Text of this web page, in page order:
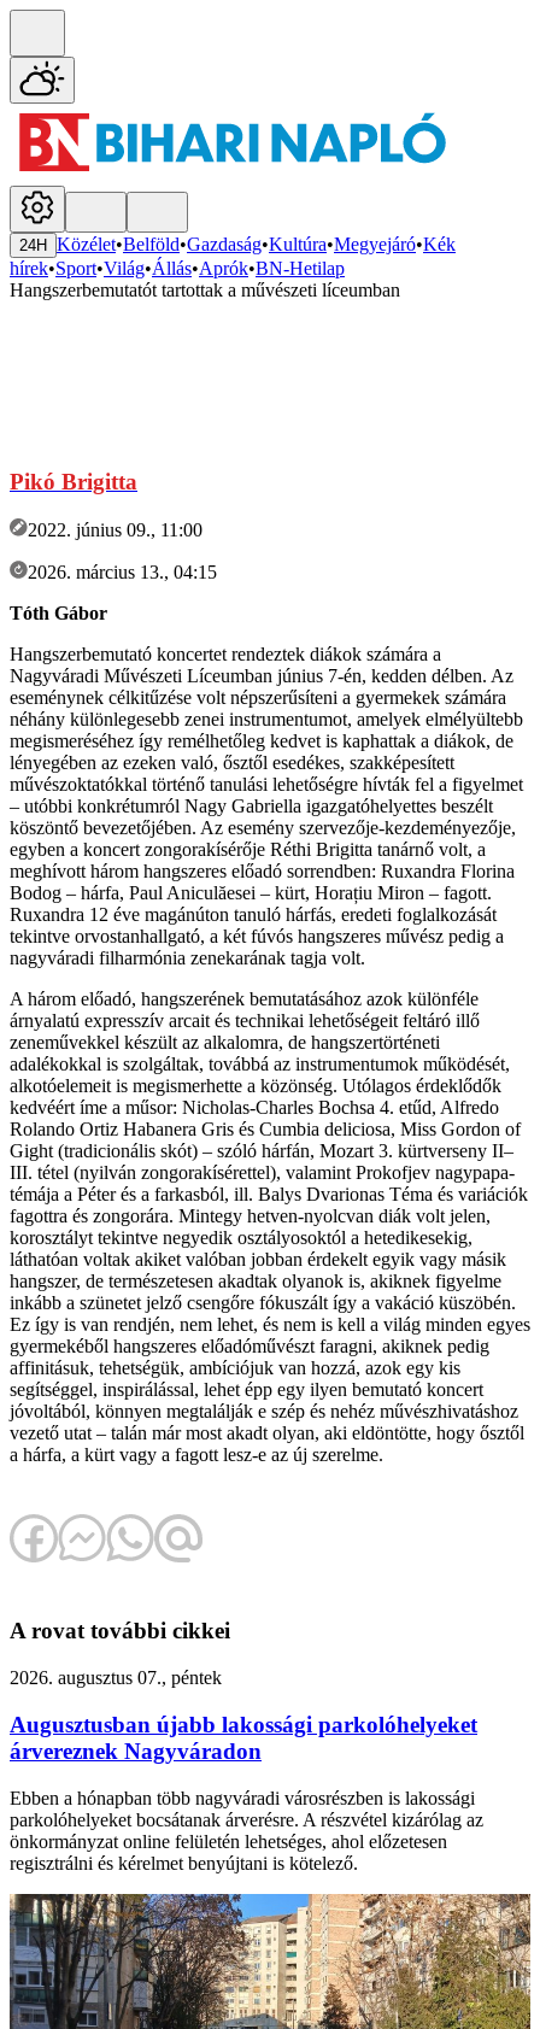
24H Közélet•Belföld•Gazdaság•Kultúra•Megyejáró•Kék
hírek•Sport•Világ•Állás•Aprók•BN-Hetilap
Hangszerbemutatót tartottak a művészeti líceumban
Pikó Brigitta
2022. június 09., 11:00
2026. március 13., 04:15
Tóth Gábor
Hangszerbemutató koncertet rendeztek diákok számára a
Nagyváradi Művészeti Líceumban június 7-én, kedden délben. Az
eseménynek célkitűzése volt népszerűsíteni a gyermekek számára
néhány különlegesebb zenei instrumentumot, amelyek elmélyültebb
megismeréséhez így remélhetőleg kedvet is kaphattak a diákok, de
lényegében az ezeken való, ősztől esedékes, szakképesített
művészoktatókkal történő tanulási lehetőségre hívták fel a figyelmet
– utóbbi konkrétumról Nagy Gabriella igazgatóhelyettes beszélt
köszöntő bevezetőjében. Az esemény szervezője-kezdeményezője,
egyben a koncert zongorakísérője Réthi Brigitta tanárnő volt, a
meghívott három hangszeres előadó sorrendben: Ruxandra Florina
Bodog – hárfa, Paul Aniculăesei – kürt, Horațiu Miron – fagott.
Ruxandra 12 éve magánúton tanuló hárfás, eredeti foglalkozását
tekintve orvostanhallgató, a két fúvós hangszeres művész pedig a
nagyváradi filharmónia zenekarának tagja volt.
A három előadó, hangszerének bemutatásához azok különféle
árnyalatú expresszív arcait és technikai lehetőségeit feltáró illő
zeneművekkel készült az alkalomra, de hangszertörténeti
adalékokkal is szolgáltak, továbbá az instrumentumok működését,
alkotóelemeit is megismerhette a közönség. Utólagos érdeklődők
kedvéért íme a műsor: Nicholas-Charles Bochsa 4. etűd, Alfredo
Rolando Ortiz Habanera Gris és Cumbia deliciosa, Miss Gordon of
Gight (tradicionális skót) – szóló hárfán, Mozart 3. kürtverseny II–
III. tétel (nyilván zongorakísérettel), valamint Prokofjev nagypapa-
témája a Péter és a farkasból, ill. Balys Dvarionas Téma és variációk
fagottra és zongorára. Mintegy hetven-nyolcvan diák volt jelen,
korosztályt tekintve negyedik osztályosoktól a hetedikesekig,
láthatóan voltak akiket valóban jobban érdekelt egyik vagy másik
hangszer, de természetesen akadtak olyanok is, akiknek figyelme
inkább a szünetet jelző csengőre fókuszált így a vakáció küszöbén.
Ez így is van rendjén, nem lehet, és nem is kell a világ minden egyes
gyermekéből hangszeres előadóművészt faragni, akiknek pedig
affinitásuk, tehetségük, ambíciójuk van hozzá, azok egy kis
segítséggel, inspirálással, lehet épp egy ilyen bemutató koncert
jóvoltából, könnyen megtalálják e szép és nehéz művészhivatáshoz
vezető utat – talán már most akadt olyan, aki eldöntötte, hogy ősztől
a hárfa, a kürt vagy a fagott lesz-e az új szerelme.
A rovat további cikkei
2026. augusztus 07., péntek
Augusztusban újabb lakossági parkolóhelyeket
árvereznek Nagyváradon
Ebben a hónapban több nagyváradi városrészben is lakossági
parkolóhelyeket bocsátanak árverésre. A részvétel kizárólag az
önkormányzat online felületén lehetséges, ahol előzetesen
regisztrálni és kérelmet benyújtani is kötelező.